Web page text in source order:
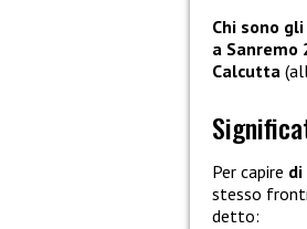
Chi sono
a Sanremo
Calcutta
Per capire di
stesso
detto: